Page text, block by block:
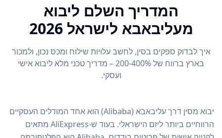
המדריך השלם ליבוא
מעליבאבא לישראל 2026
איך לבדוק ספקים בסין, לחשב עלויות שילוח ומכס נכון, ולמכור
בארץ ברווח של 200-400% – מדריך טכני מלא ליבוא אישי
ועסקי.
יבוא מסין דרך עליבאבא (Alibaba) הוא אחד המודלים העסקיים
הרווחיים ביותר ליזם הישראלי. בעוד ש-AliExpress מתאים